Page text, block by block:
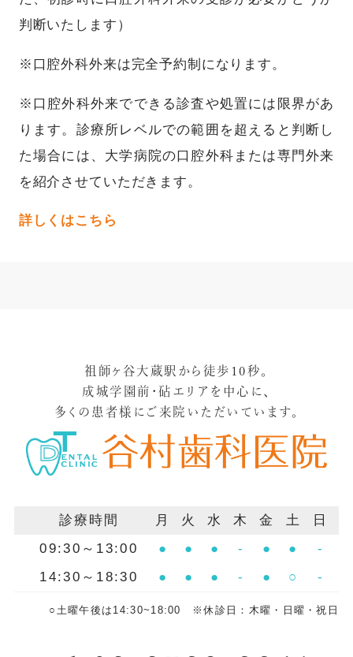
判断いたします）
※口腔外科外来は完全予約制になります。
※口腔外科外来でできる診査や処置には限界があ
ります。診療所レベルでの範囲を超えると判断し
た場合には、大学病院の口腔外科または専門外来
を紹介させていただきます。
詳しくはこちら
祖師ヶ谷大蔵駅から徒歩10秒。
成城学園前・砧エリアを中心に、
多くの患者様にご来院いただいています。
診療時間 月 火 水 木 金 土
日
09:30～13:00
● ● ● - ● ●
-
14:30～18:30
● ● ● - ● ○ -
○土曜午後は14:30~18:00 ※休診日：木曜・日曜・祝日